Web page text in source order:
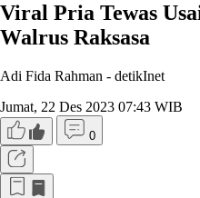
Viral Pria Tewas
Walrus Raksasa
Adi Fida Rahman - detikInet
Jumat, 22 Des 2023 07:43 WIB
0